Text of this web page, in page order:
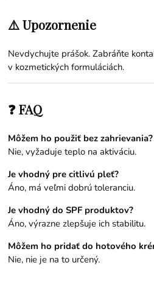
⚠️ Upozornenie
Nevdychujte prášok. Zabráňte
v kozmetických formuláciách.
❓ FAQ
Môžem ho použiť bez zahrievania?
Nie, vyžaduje teplo na aktiváciu.
Je vhodný pre citlivú pleť?
Áno, má veľmi dobrú toleranciu.
Je vhodný do SPF produktov?
Áno, výrazne zlepšuje ich stabilitu.
Môžem ho pridať do hotového
Nie, nie je na to určený.